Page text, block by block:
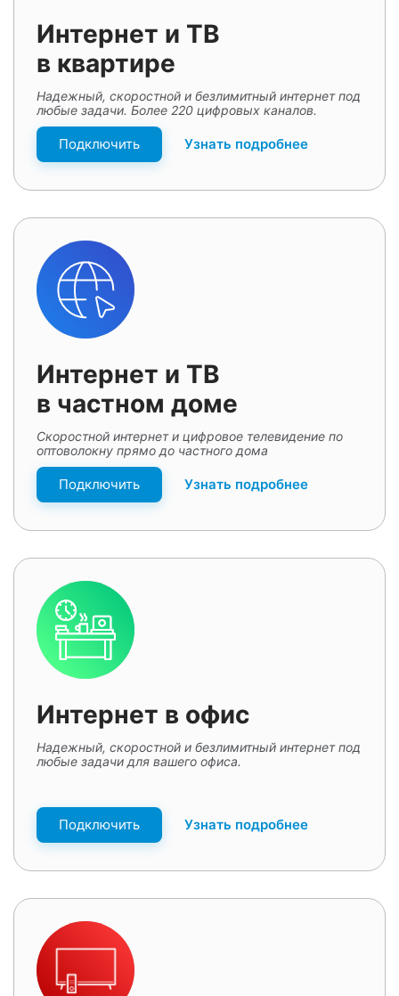
Интернет и ТВ
в квартире
Надежный, скоростной и безлимитный интернет под
любые задачи. Более 220 цифровых каналов.
Подключить Узнать подробнее
Интернет и ТВ
в частном доме
Скоростной интернет и цифровое телевидение по
оптоволокну прямо до частного дома
Подключить Узнать подробнее
Интернет в офис
Надежный, скоростной и безлимитный интернет под
любые задачи для вашего офиса.
Подключить Узнать подробнее